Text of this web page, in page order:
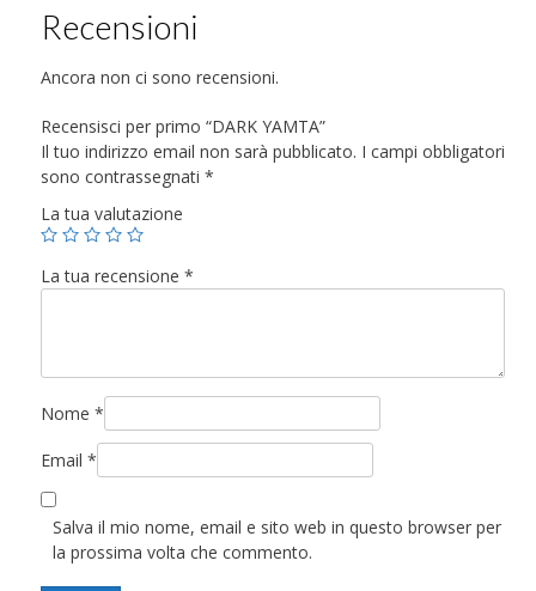
Recensioni
Ancora non ci sono recensioni.
Recensisci per primo “DARK YAMTA”
Il tuo indirizzo email non sarà pubblicato. I campi obbligatori
sono contrassegnati *
La tua valutazione
La tua recensione *
Nome *
Email *
Salva il mio nome, email e sito web in questo browser per
la prossima volta che commento.